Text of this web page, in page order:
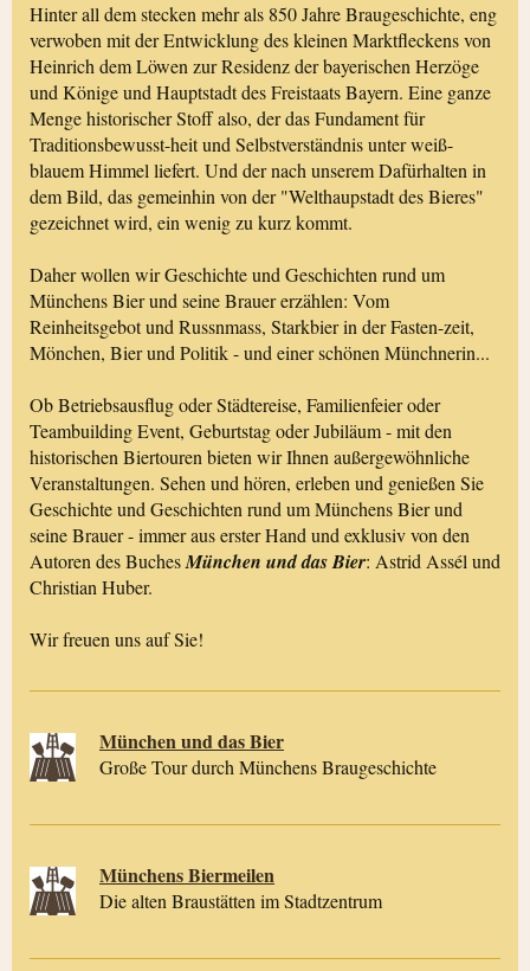
Hinter all dem stecken mehr als 850 Jahre Braugeschichte, eng
verwoben mit der Entwicklung des kleinen Marktfleckens von
Heinrich dem Löwen zur Residenz der bayerischen Herzöge
und Könige und Hauptstadt des Freistaats Bayern. Eine ganze
Menge historischer Stoff also, der das Fundament für
Traditionsbewusst-heit und Selbstverständnis unter weiß-
blauem Himmel liefert. Und der nach unserem Dafürhalten in
dem Bild, das gemeinhin von der "Welthaupstadt des Bieres"
gezeichnet wird, ein wenig zu kurz kommt.
Daher wollen wir Geschichte und Geschichten rund um
Münchens Bier und seine Brauer erzählen: Vom
Reinheitsgebot und Russnmass, Starkbier in der Fasten-zeit,
Mönchen, Bier und Politik - und einer schönen Münchnerin...
Ob Betriebsausflug oder Städtereise, Familienfeier oder
Teambuilding Event, Geburtstag oder Jubiläum - mit den
historischen Biertouren bieten wir Ihnen außergewöhnliche
Veranstaltungen. Sehen und hören, erleben und genießen Sie
Geschichte und Geschichten rund um Münchens Bier und
seine Brauer - immer aus erster Hand und exklusiv von den
Autoren des BuchesMünchen und das Bier: Astrid Assél und
Christian Huber.
Wir freuen uns auf Sie!
München und das Bier
Große Tour durch Münchens Braugeschichte
Münchens Biermeilen
Die alten Braustätten im Stadtzentrum